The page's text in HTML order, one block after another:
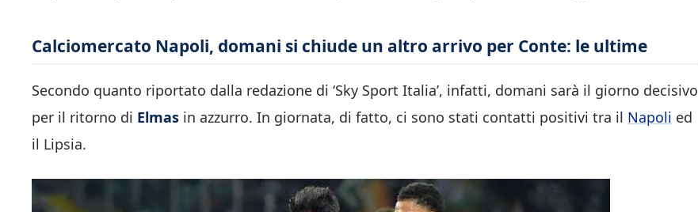
Calciomercato Napoli, domani si chiude un altro arrivo per Conte: le ultime
Secondo quanto riportato dalla redazione di ‘Sky Sport Italia’, infatti, domani sarà il giorno decisivo
per il ritorno di Elmas in azzurro. In giornata, di fatto, ci sono stati contatti positivi tra il Napoli ed
il Lipsia.